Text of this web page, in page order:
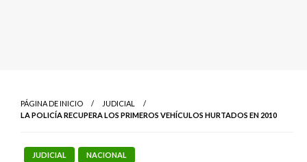
PÁGINA DE INICIO
JUDICIAL
LA POLICÍA RECUPERA LOS PRIMEROS VEHÍCULOS HURTADOS EN 2010
JUDICIAL NACIONAL